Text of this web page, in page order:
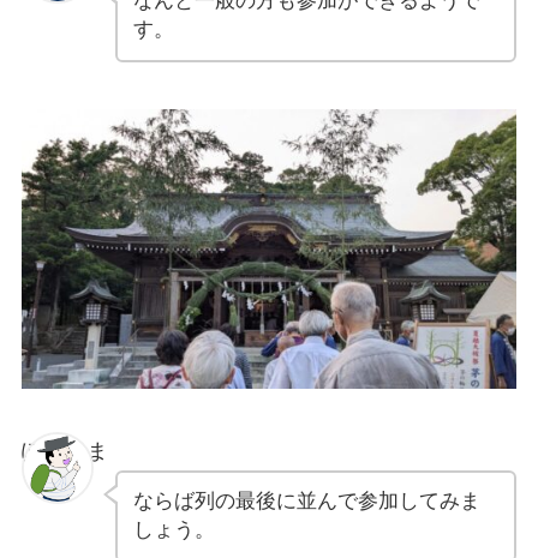
す。
ぽちゃま
ならば列の最後に並んで参加してみま
しょう。